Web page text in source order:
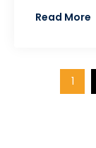
Read More
1